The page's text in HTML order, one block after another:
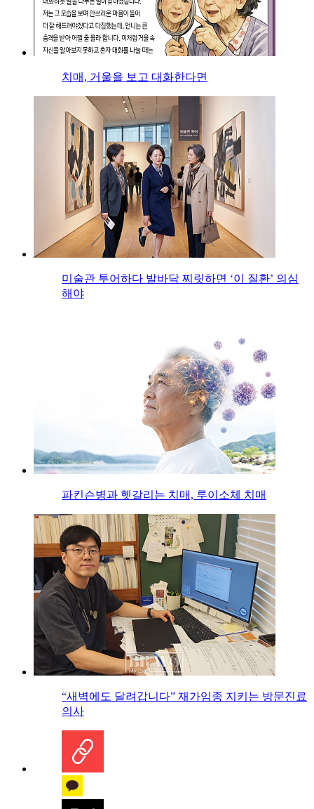
치매, 거울을 보고 대화한다면
미술관 투어하다 발바닥 찌릿하면 ‘이 질환’ 의심
해야
파킨슨병과 헷갈리는 치매, 루이소체 치매
“새벽에도 달려갑니다” 재가임종 지키는 방문진료
의사